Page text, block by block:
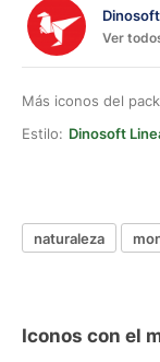
Ver
Más iconos del pack
Estilo: Dinosoft
naturaleza
Iconos con el